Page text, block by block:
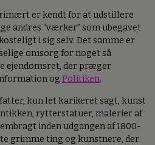
er kendt for at udstillere
andres “værker” som ubegavet
i sig selv. Det samme er
omsorg for noget så
ejendomsret, der præger
og Politiken.
kun let karikeret sagt, kunst
rytterstatuer, malerier af
inden udgangen af 1800-
grimme ting og kunstnere, der